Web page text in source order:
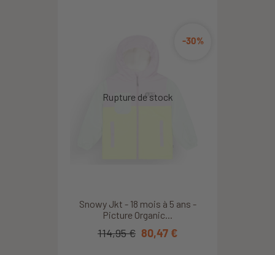
Snowy Jkt - 18 mois à 5 ans -
Picture Organic...
-30%
114,95 € 80,47 €